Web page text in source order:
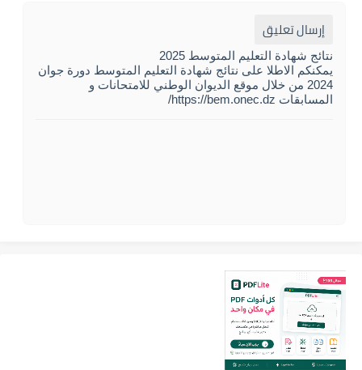
إرسال تعليق
نتائج شهادة التعليم المتوسط 2025
يمكنكم الاطلا على نتائج شهادة التعليم المتوسط دورة جوان
2024 من خلال موقع الديوان الوطني للامتحانات و
المسابقات https://bem.onec.dz/